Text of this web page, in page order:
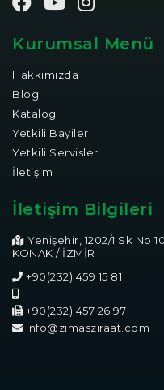
Kurumsal Menü
Hakkımızda
Blog
Katalog
Yetkili Bayiler
Yetkili Servisler
İletişim
İletişim Bilgileri
Yenişehir, 1202/1 Sk
KONAK / İZMİR
+90(232) 459 15 81
+90(232) 457 26 97
info@zimasziraat.com